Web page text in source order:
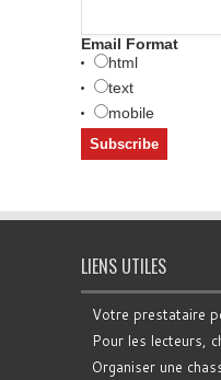
Email Format
html
text
mobile
LIENS UTILES
Votre prestataire
Pour les lecteurs,
Organiser une